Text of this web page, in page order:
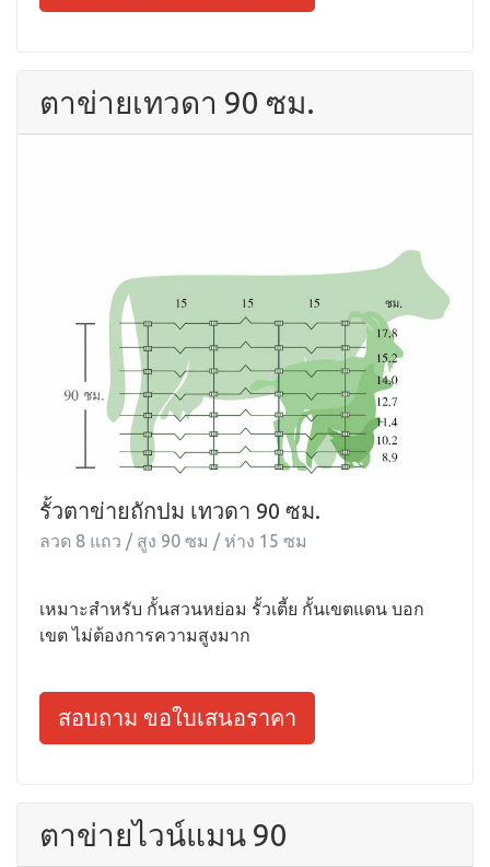
ตาข่ายเทวดา 90 ซม.
รั้วตาข่ายถักปม เทวดา 90 ซม.
ลวด 8 แถว / สูง 90 ซม / ห่าง 15 ซม
เหมาะสำหรับ กั้นสวนหย่อม รั้วเตี้ย กั้นเขตแดน บอก
เขต ไม่ต้องการความสูงมาก
สอบถาม ขอใบเสนอราคา
ตาข่ายไวน์แมน 90